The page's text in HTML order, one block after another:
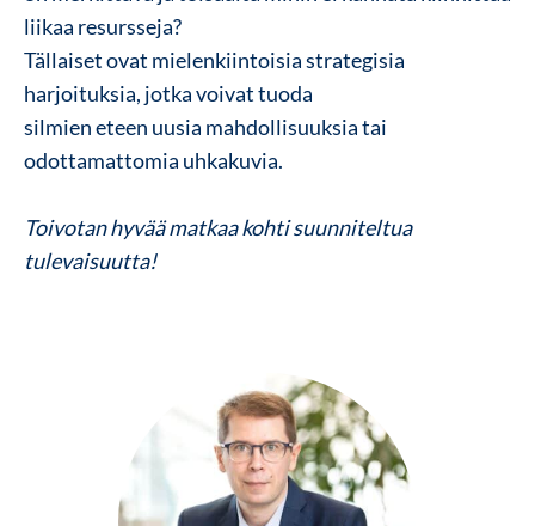
liikaa resursseja?
Tällaiset ovat mielenkiintoisia strategisia
harjoituksia, jotka voivat tuoda
silmien eteen uusia mahdollisuuksia tai
odottamattomia uhkakuvia.
Toivotan hyvää matkaa kohti suunniteltua
tulevaisuutta!